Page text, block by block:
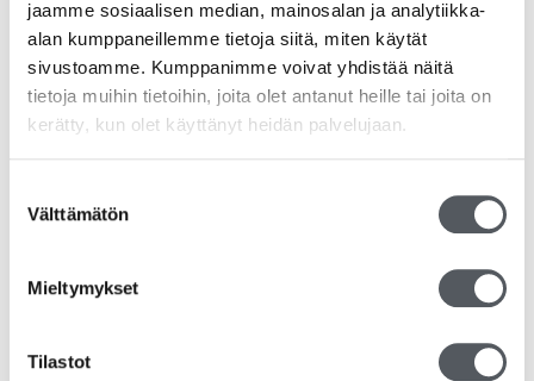
jaamme sosiaalisen median, mainosalan ja analytiikka-
alan kumppaneillemme tietoja siitä, miten käytät
sivustoamme. Kumppanimme voivat yhdistää näitä
tietoja muihin tietoihin, joita olet antanut heille tai joita on
kerätty, kun olet käyttänyt heidän palvelujaan.
valinta
Välttämätön
Mieltymykset
Tilastot
RS-tuotteet
Siivousvälineet
Katrin
Tork